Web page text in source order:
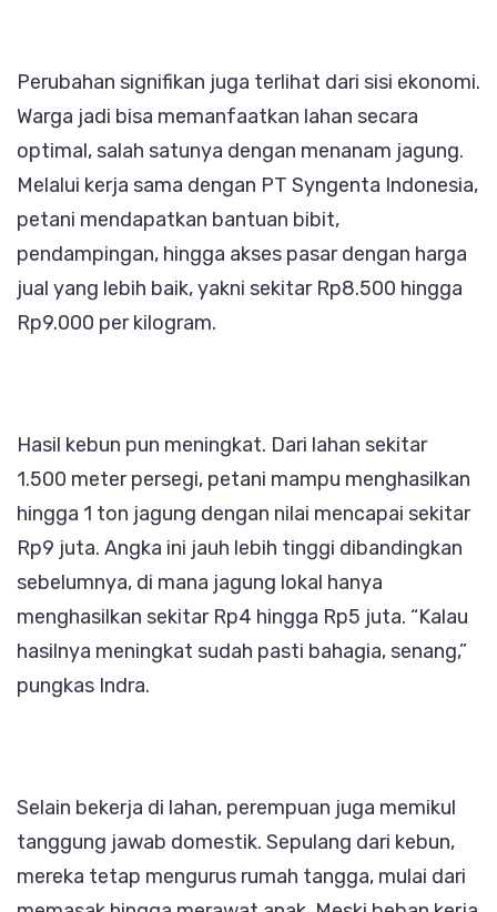
Perubahan signifikan juga terlihat dari sisi ekonomi.
Warga jadi bisa memanfaatkan lahan secara
optimal, salah satunya dengan menanam jagung.
Melalui kerja sama dengan PT Syngenta Indonesia,
petani mendapatkan bantuan bibit,
pendampingan, hingga akses pasar dengan harga
jual yang lebih baik, yakni sekitar Rp8.500 hingga
Rp9.000 per kilogram.
Hasil kebun pun meningkat. Dari lahan sekitar
1.500 meter persegi, petani mampu menghasilkan
hingga 1 ton jagung dengan nilai mencapai sekitar
Rp9 juta. Angka ini jauh lebih tinggi dibandingkan
sebelumnya, di mana jagung lokal hanya
menghasilkan sekitar Rp4 hingga Rp5 juta. “Kalau
hasilnya meningkat sudah pasti bahagia, senang,”
pungkas Indra.
Selain bekerja di lahan, perempuan juga memikul
tanggung jawab domestik. Sepulang dari kebun,
mereka tetap mengurus rumah tangga, mulai dari